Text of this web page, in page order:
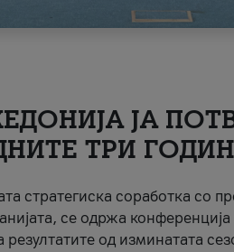
ЈА
ТРИ
стратегиска соработка со
се одржа конференција
од изминатата